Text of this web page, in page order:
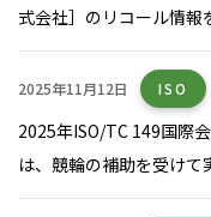
式会社］のリコール情報
2025年11月12日 ISO
2025年ISO/TC 149国際
は、競輪の補助を受けて